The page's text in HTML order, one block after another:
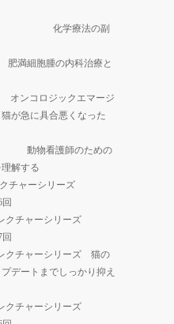
大会 化学療法の副
腫の内科治療と
ロジックエマージ
が急に具合悪くなった
動物看護師のための
理解する
チャーシリーズ
回
ャーシリーズ
回
ャーシリーズ 猫の
デートまでしっかり抑え
ャーシリーズ